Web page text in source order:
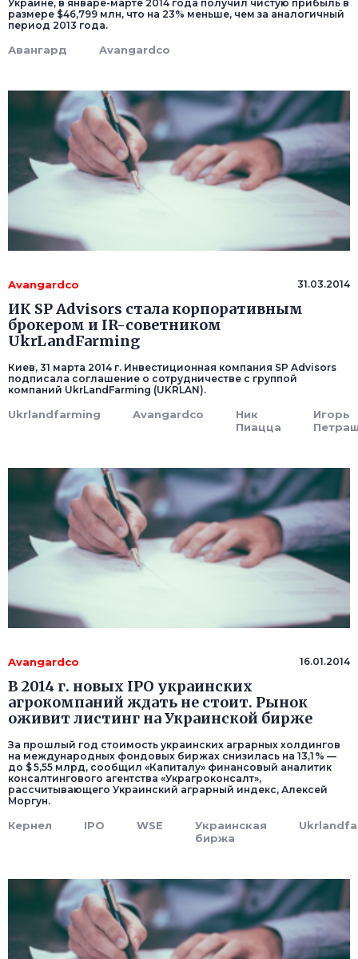
Украине, в январе-марте 2014 года получил чистую прибыль в
размере $46,799 млн, что на 23% меньше, чем за аналогичный
период 2013 года.
Авангард Avangardco
Avangardco 31.03.2014
ИК SP Advisors стала корпоративным
брокером и IR-советником
UkrLandFarming
Киев, 31 марта 2014 г. Инвестиционная компания SP Advisors
подписала соглашение о сотрудничестве с группой
компаний UkrLandFarming (UKRLAN).
Ukrlandfarming Avangardco
Ник
Пиацца
Игорь
Avangardco 16.01.2014
В 2014 г. новых IPO украинских
агрокомпаний ждать не стоит. Рынок
оживит листинг на Украинской бирже
За прошлый год стоимость украинских аграрных холдингов
на международных фондовых биржах снизилась на 13,1 % —
до $ 5,55 млрд, сообщил «Капиталу» финансовый аналитик
консалтингового агентства «Украгроконсалт»,
рассчитывающего Украинский аграрный индекс, Алексей
Моргун.
Кернел IPO WSE
Украинская
биржа